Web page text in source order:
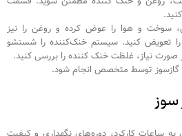
سوخت و هوا را عوض کرده و روغن را نیز
تعویض کنید. سیستم خنک‌کننده را شستشو
صورت نیاز، غلظت خنک کننده را بررسی کنید.
گازسوز توسط متخصص انجام شود.
سوز